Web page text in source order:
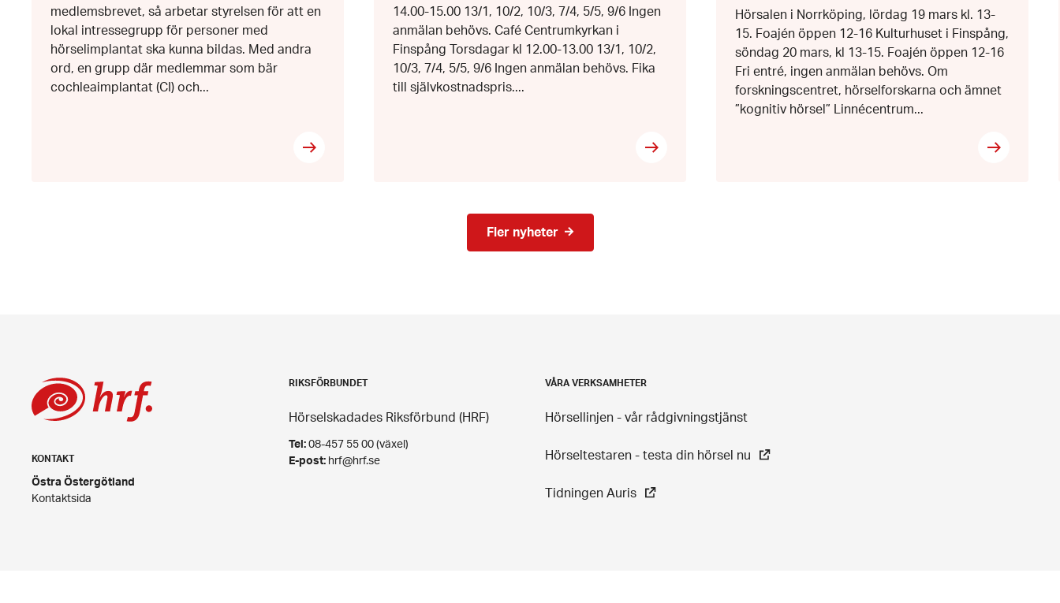
medlemsbrevet, så arbetar styrelsen för att en
lokal intressegrupp för personer med
hörselimplantat ska kunna bildas. Med andra
ord, en grupp där medlemmar som bär
cochleaimplantat (CI) och...
14.00-15.00 13/1, 10/2, 10/3, 7/4, 5/5, 9/6 Ingen
anmälan behövs. Café Centrumkyrkan i
Finspång Torsdagar kl 12.00-13.00 13/1, 10/2,
10/3, 7/4, 5/5, 9/6 Ingen anmälan behövs. Fika
till självkostnadspris....
Hörsalen i Norrköping, lördag 19 mars kl. 13-
15. Foajén öppen 12-16 Kulturhuset i Finspång,
söndag 20 mars, kl 13-15. Foajén öppen 12-16
Fri entré, ingen anmälan behövs. Om
forskningscentret, hörselforskarna och ämnet
”kognitiv hörsel” Linnécentrum...
Fler nyheter
KONTAKT
Östra Östergötland
Kontaktsida
RIKSFÖRBUNDET
Hörselskadades Riksförbund (HRF)
Tel: 08-457 55 00 (växel)
E-post: hrf@hrf.se
VÅRA VERKSAMHETER
Hörsellinjen - vår rådgivningstjänst
Hörseltestaren - testa din hörsel nu
Tidningen Auris